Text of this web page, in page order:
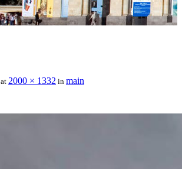
at 2000 × 1332 in main